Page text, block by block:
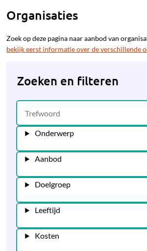
Organisaties
Zoek op deze pagina naar aanbod van
bekijk eerst informatie over de verschillende
Zoeken en filteren
Onderwerp
Aanbod
Doelgroep
Leeftijd
Kosten